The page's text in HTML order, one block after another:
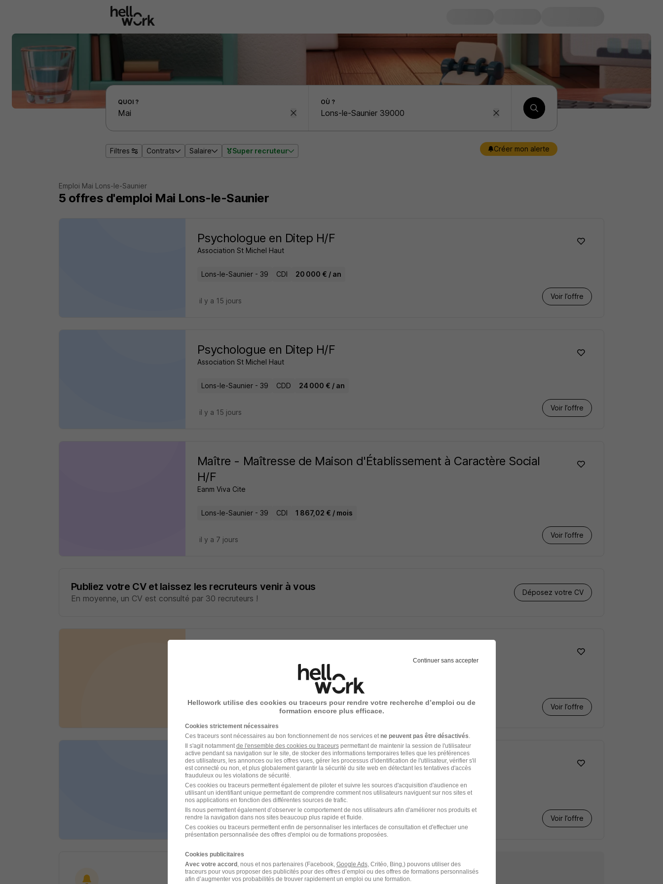
Effectuer une recherche d'emploi par localité
QUOI ? OÙ ?
Filtres Contrats Salaire Super recruteur Créer mon alerte
Emploi Mai Lons-le-Saunier
5 offres d'emploi Mai Lons-le-Saunier
Psychologue en Ditep H/F
Association St Michel Haut
Lons-le-Saunier - 39 CDI 20 000 € / an
Voir l’offre
il y a 15 jours
Psychologue en Ditep H/F
Association St Michel Haut
Lons-le-Saunier - 39 CDD 24 000 € / an
Voir l’offre
il y a 15 jours
Maître - Maîtresse de Maison d'Établissement à Caractère Social
H/F
Eanm Viva Cite
Lons-le-Saunier - 39 CDI 1 867,02 € / mois
Voir l’offre
il y a 7 jours
Publiez votre CV et laissez les recruteurs venir à vous
En moyenne, un CV est consulté par 30 recruteurs !
Déposez votre CV
1 867,02 € / mois
Voir l’offre
Orthophoniste - Emas Ditep H/F
Association St Michel Haut
Lons-le-Saunier - 39 CDI
Voir l’offre
il y a 15 jours
Continuer sans accepter
Hellowork utilise des cookies ou traceurs pour rendre votre recherche d’emploi ou de
formation encore plus efficace.
Cookies strictement nécessaires
Ces traceurs sont nécessaires au bon fonctionnement de nos services etne peuvent pas être désactivés.
Il s'agit notammentde l'ensemble des cookies ou traceurspermettant de maintenir la session de l'utilisateur
active pendant sa navigation sur le site, de stocker des informations temporaires telles que les préférences
des utilisateurs, les annonces ou les offres vues, gérer les processus d'identification de l'utilisateur, vérifier s'il
est connecté ou non, et plus globalement garantir la sécurité du site web en détectant les tentatives d'accès
frauduleux ou les violations de sécurité.
Ces cookies ou traceurs permettent également de piloter et suivre les sources d'acquisition d'audience en
utilisant un identifiant unique permettant de comprendre comment nos utilisateurs naviguent sur nos sites et
nos applications en fonction des différentes sources de trafic.
Ils nous permettent également d’observer le comportement de nos utilisateurs afin d'améliorer nos produits et
rendre la navigation dans nos sites beaucoup plus rapide et fluide.
Ces cookies ou traceurs permettent enfin de personnaliser les interfaces de consultation et d'effectuer une
présentation personnalisée des offres d'emploi ou de formations proposées.
Cookies publicitaires
Avec votre accord , nous et nos partenaires (Facebook, Google Ads, Critéo, Bing,) pouvons utiliser des
traceurs pour vous proposer des publicités pour des offres d’emploi ou des offres de formations personnalisés
afin d’augmenter vos probabilités de trouver rapidement un emploi ou une formation.